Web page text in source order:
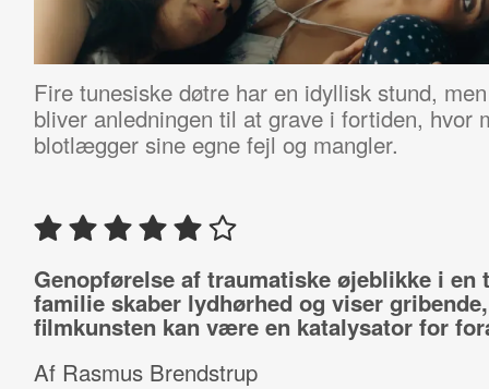
Fire tunesiske døtre har en idyllisk stund,
bliver anledningen til at grave i fortiden, hvor
blotlægger sine egne fejl og mangler.
Genopførelse af traumatiske øjeblikke i en
familie skaber lydhørhed og viser
filmkunsten kan være en katalysator for
Af Rasmus Brendstrup